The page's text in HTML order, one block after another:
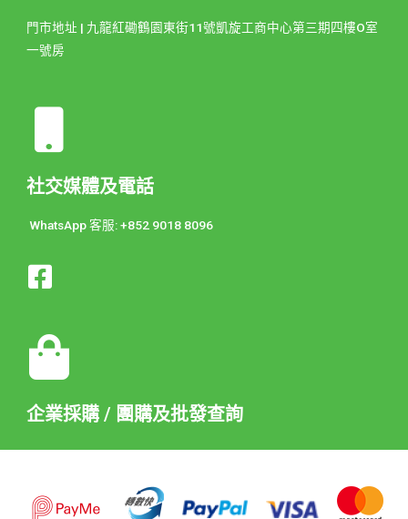
門市地址 | 九龍紅磡鶴園東街11號凱旋工商中心第三期四樓O室
一號房
社交媒體及電話
WhatsApp 客服: +852 9018 8096
企業採購 / 團購及批發查詢